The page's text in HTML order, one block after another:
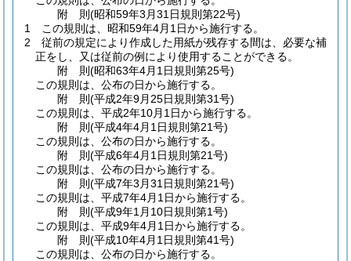
附 則(昭和59年3月31日規則第22号)
1
この規則は、昭和59年4月1日から施行する。
2
従前の規定により作成した用紙が残存する間は、必要な補
正をし、又は従前の例により使用することができる。
附 則(昭和63年4月1日規則第25号)
この規則は、公布の日から施行する。
附 則(平成2年9月25日規則第31号)
この規則は、平成2年10月1日から施行する。
附 則(平成4年4月1日規則第21号)
この規則は、公布の日から施行する。
附 則(平成6年4月1日規則第21号)
この規則は、公布の日から施行する。
附 則(平成7年3月31日規則第21号)
この規則は、平成7年4月1日から施行する。
附 則(平成9年1月10日規則第1号)
この規則は、平成9年4月1日から施行する。
附 則(平成10年4月1日規則第41号)
この規則は、公布の日から施行する。